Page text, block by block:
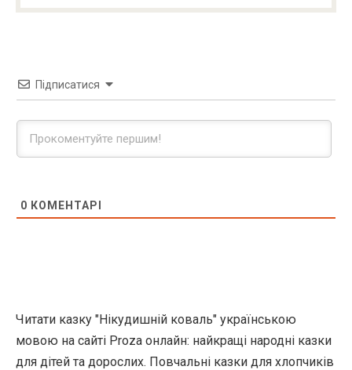
Підписатися
0 КОМЕНТАРІ
Читати казку "Нікудишній коваль" українською
мовою на сайті Proza онлайн: найкращі народні казки
для дітей та дорослих. Повчальні казки для хлопчиків